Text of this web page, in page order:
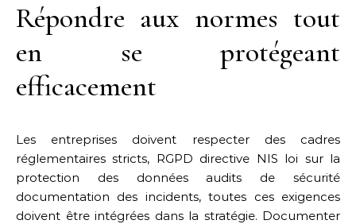
Répondre aux normes tout
en se protégeant
efficacement
Les entreprises doivent respecter des cadres
réglementaires stricts, RGPD directive NIS loi sur la
protection des données audits de sécurité
documentation des incidents, toutes ces exigences
doivent être intégrées dans la stratégie. Documenter